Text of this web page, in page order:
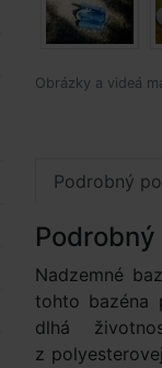
Obrázky a videá
Podrobný
Nadzemné
tohto bazéna
dlhá
z